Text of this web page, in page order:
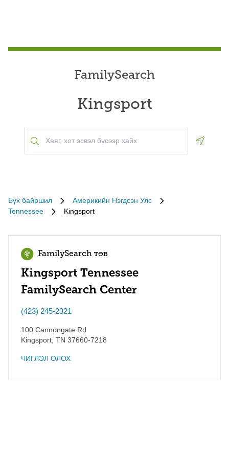
FamilySearch
Kingsport
Бүх байршил
Америкийн Нэгдсэн Улс
Tennessee
Kingsport
FamilySearch төв
Kingsport Tennessee
FamilySearch Center
(423) 245-2321
100 Cannongate Rd
Kingsport TN 37660-7218
ЧИГЛЭЛ ОЛОХ